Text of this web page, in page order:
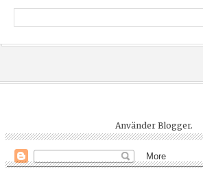
Använder Blogger.